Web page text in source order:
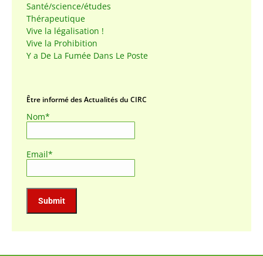
Santé/science/études
Thérapeutique
Vive la légalisation !
Vive la Prohibition
Y a De La Fumée Dans Le Poste
Être informé des Actualités du CIRC
Nom*
Email*